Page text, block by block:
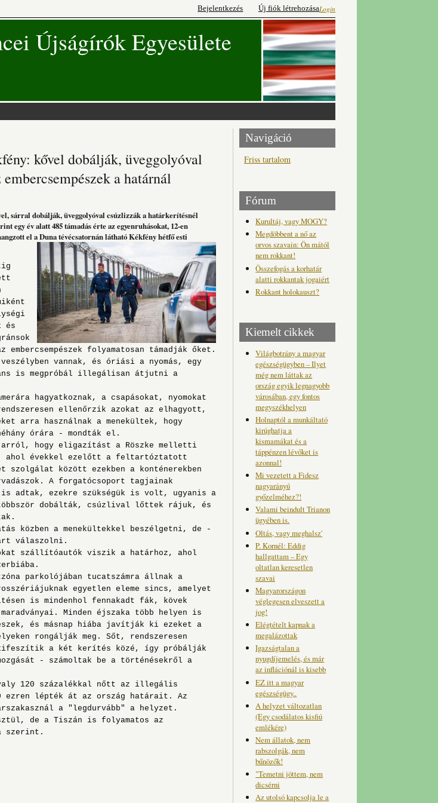
Login
Bejelentkezés Új fiók létrehozása
Újságírók Egyesülete
kővel dobálják, üveggolyóval
a határnál
sárral dobálják, üveggolyóval csúzlizzák a határkerítésnél
egy év alatt 485 támadás érte az egyenruhásokat, 12-en
el a Duna tévécsatornán látható Kékfény hétfő esti
és
folyamatosan támadják őket.
vannak, és óriási a nyomás, egy
is megpróbál illegálisan átjutni a
hagyatkoznak, a csapásokat, nyomokat
ellenőrzik azokat az elhagyott,
arra használnak a menekültek, hogy
órára - mondták el.
hogy eligazítást a Röszke melletti
ahol évekkel ezelőtt a feltartóztatott
szolgálat között ezekben a konténerekben
A forgatócsoport tagjainak
adtak, ezekre szükségük is volt, ugyanis a
dobálták, csúzlival lőttek rájuk, és
közben a menekültekkel beszélgetni, de -
válaszolni.
szállítóautók viszik a határhoz, ahol
parkolójában tucatszámra állnak a
egyetlen eleme sincs, amelyet
is mindenhol fennakadt fák, kövek
Minden éjszaka több helyen is
és másnap hiába javítják ki ezeket a
rongálják meg. Sőt, rendszeresen
a két kerítés közé, így próbálják
- számoltak be a történésekről a
120 százalékkal nőtt az illegális
ezren lépték át az ország határait. Az
a "legdurvább" a helyzet.
de a Tiszán is folyamatos az
szerint.
Navigáció
Friss tartalom
Fórum
Kurultáj, vagy MOGY?
Megdöbbent a nő az
orvos szavain: Ön mától
nem rokkant!
Összefogás a korhatár
alatti rokkantak jogaiért
Rokkant holokauszt?
Kiemelt cikkek
Világbotrány a magyar
egészségügyben – Ilyet
még nem láttak az
ország egyik legnagyobb
városában, egy fontos
megyszékhelyen
Holnaptól a munkáltató
kirúghatja a
kismamákat és a
táppénzen lévőket is
azonnal!
Mi vezetett a Fidesz
nagyarányú
győzelméhez?!
Valami beindult Trianon
ügyében is.
Oltás, vagy meghalsz'
P. Kornél: Eddig
hallgattam – Egy
oltatlan keresetlen
szavai
Magyarországon
véglegesen elveszett a
jog!
Elégtételt kapnak a
megalázottak
Igazságtalan a
nyugdíjemelés, és már
az inflációnál is kisebb
EZ itt a magyar
egészségügy..
A helyzet változatlan
(Egy csodálatos kisfiú
emlékére)
Nem állatok, nem
rabszolgák, nem
bűnözők!
"Temetni jöttem, nem
dicsérni
Az utolsó kapcsolja le a